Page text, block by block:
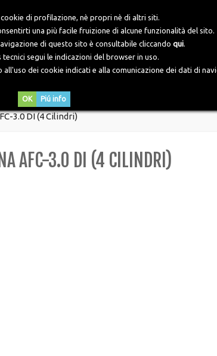
di profilazione, nè propri nè di altri siti.
una più facile fruizione di alcune funzionalità del sito.
di questo sito è consultabile cliccando qui.
segui le indicazioni del browser in uso.
dei cookie indicati e alla comunicazione dei dati di
OK Piú info
3.0 DI (4 Cilindri)
AFC-3.0 DI (4 CILINDRI)